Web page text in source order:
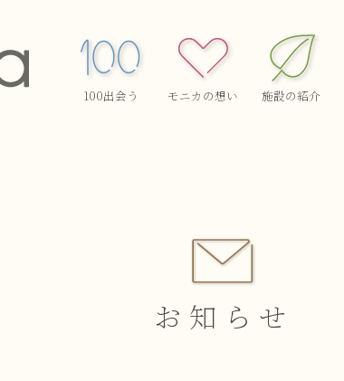
100出会う モニカの想い 施設の紹介
お知らせ